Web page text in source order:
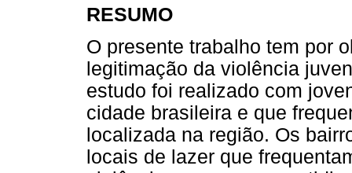
RESUMO
O presente trabalho tem por
legitimação da violência
estudo foi realizado com
cidade brasileira e que
localizada na região. Os
locais de lazer que